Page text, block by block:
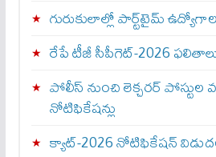
గురుకులాల్లో పార్ట్‌టైమ్
రేపే టీజీ సీపీగెట్‌-2026
పోలీస్ నుంచి లెక్చరర్ పోస్టుల
నోటిఫికేషన్లు
క్యాట్-2026 నోటిఫికేషన్